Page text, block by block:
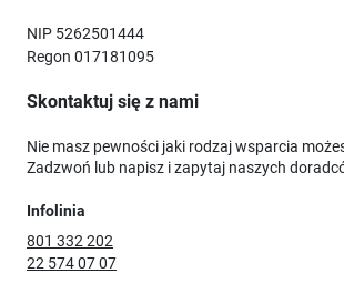
NIP 5262501444
Regon 017181095
Skontaktuj się z nami
Nie masz pewności jaki rodzaj wsparcia
Zadzwoń lub napisz i zapytaj naszych
Infolinia
801 332 202
22 574 07 07